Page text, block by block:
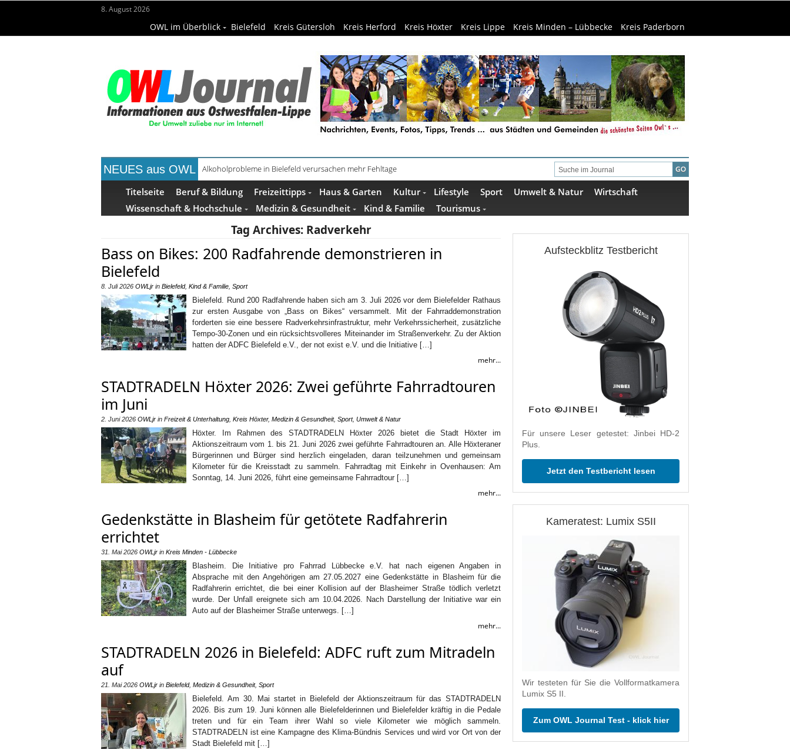
8. August 2026
OWL im Überblick Bielefeld Kreis Gütersloh Kreis Herford Kreis Höxter Kreis Lippe Kreis Minden – Lübbecke Kreis Paderborn
NEUES aus OWL
Alkoholprobleme in Bielefeld verursachen mehr Fehltage
Handgemachte Geschenkideen im Pop-up-Store in Büren
Titelseite Beruf & Bildung Freizeittipps Haus & Garten Kultur Lifestyle Sport Umwelt & Natur
Wirtschaft
Wissenschaft & Hochschule
Medizin & Gesundheit Kind & Familie Tourismus
Tag Archives: Radverkehr
Bass on Bikes: 200 Radfahrende demonstrieren in
Bielefeld
8. Juli 2026 OWLjr in Bielefeld, Kind & Familie Sport
Bielefeld. Rund 200 Radfahrende haben sich am 3. Juli 2026 vor dem Bielefelder Rathaus
zur ersten Ausgabe von „Bass on Bikes“ versammelt. Mit der Fahrraddemonstration
forderten sie eine bessere Radverkehrsinfrastruktur, mehr Verkehrssicherheit, zusätzliche
Tempo-30-Zonen und ein rücksichtsvolleres Miteinander im Straßenverkehr. Zu der Aktion
hatten der ADFC Bielefeld e.V., der not exist e.V. und die Initiative […]
mehr...
STADTRADELN Höxter 2026: Zwei geführte Fahrradtouren
im Juni
2. Juni 2026 OWLjr in Freizeit & Unterhaltung Kreis Höxter, Medizin & Gesundheit, Sport, Umwelt & Natur
Höxter. Im Rahmen des STADTRADELN Höxter 2026 bietet die Stadt Höxter im
Aktionszeitraum vom 1. bis 21. Juni 2026 zwei geführte Fahrradtouren an. Alle Höxteraner
Bürgerinnen und Bürger sind herzlich eingeladen, daran teilzunehmen und gemeinsam
Kilometer für die Kreisstadt zu sammeln. Fahrradtag mit Einkehr in Ovenhausen: Am
Sonntag, 14. Juni 2026, führt eine gemeinsame Fahrradtour […]
mehr...
Gedenkstätte in Blasheim für getötete Radfahrerin
errichtet
31. Mai 2026 OWLjr in Kreis Minden - Lübbecke
Blasheim. Die Initiative pro Fahrrad Lübbecke e.V. hat nach eigenen Angaben in
Absprache mit den Angehörigen am 27.05.2027 eine Gedenkstätte in Blasheim für die
Radfahrerin errichtet, die bei einer Kollision auf der Blasheimer Straße tödlich verletzt
wurde. Der Unfall ereignete sich am 10.04.2026. Nach Darstellung der Initiative war ein
Auto auf der Blasheimer Straße unterwegs. […]
mehr...
STADTRADELN 2026 in Bielefeld: ADFC ruft zum Mitradeln
auf
21. Mai 2026 OWLjr in Bielefeld, Medizin & Gesundheit, Sport
Bielefeld. Am 30. Mai startet in Bielefeld der Aktionszeitraum für das STADTRADELN
2026. Bis zum 19. Juni können alle Bielefelderinnen und Bielefelder kräftig in die Pedale
treten und für ein Team ihrer Wahl so viele Kilometer wie möglich sammeln.
STADTRADELN ist eine Kampagne des Klima-Bündnis Services und wird vor Ort von der
Stadt Bielefeld mit […]
Aufsteckblitz Testbericht
Für unsere Leser getestet: Jinbei HD-2
Plus.
Jetzt den Testbericht lesen
Kameratest: Lumix S5II
Wir testeten für Sie die Vollformatkamera
Lumix S5 II.
Zum OWL Journal Test - klick hier